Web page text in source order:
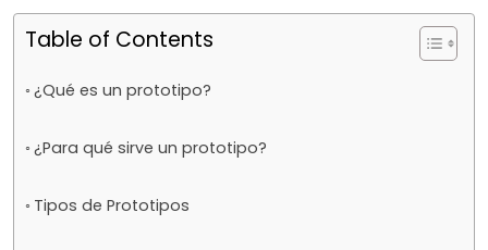
Table of Contents
¿Qué es un prototipo?
¿Para qué sirve un prototipo?
Tipos de Prototipos